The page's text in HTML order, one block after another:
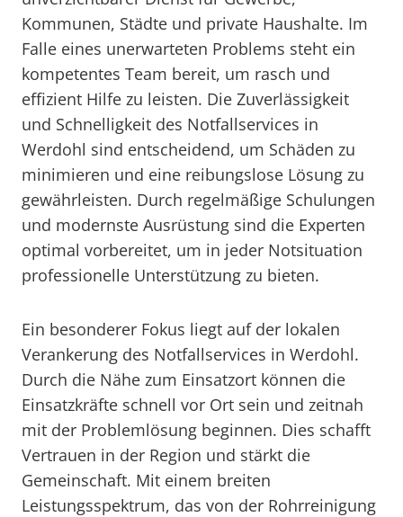
Kommunen, Städte und private Haushalte. Im
Falle eines unerwarteten Problems steht ein
kompetentes Team bereit, um rasch und
effizient Hilfe zu leisten. Die Zuverlässigkeit
und Schnelligkeit des Notfallservices in
Werdohl sind entscheidend, um Schäden zu
minimieren und eine reibungslose Lösung zu
gewährleisten. Durch regelmäßige Schulungen
und modernste Ausrüstung sind die Experten
optimal vorbereitet, um in jeder Notsituation
professionelle Unterstützung zu bieten.
Ein besonderer Fokus liegt auf der lokalen
Verankerung des Notfallservices in Werdohl.
Durch die Nähe zum Einsatzort können die
Einsatzkräfte schnell vor Ort sein und zeitnah
mit der Problemlösung beginnen. Dies schafft
Vertrauen in der Region und stärkt die
Gemeinschaft. Mit einem breiten
Leistungsspektrum, das von der Rohrreinigung